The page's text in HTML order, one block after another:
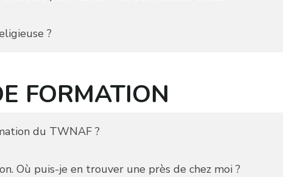
?
FORMATION
du TWNAF ?
Où puis-je en trouver une près de chez moi ?